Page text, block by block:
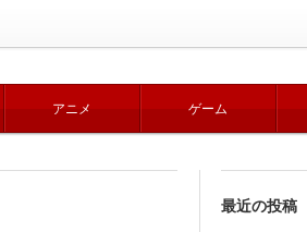
アニメ ゲーム
最近の投稿